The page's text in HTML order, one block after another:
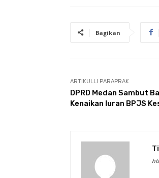
Bagikan
ARTIKULLI PARAPRAK
DPRD Medan Sambut
Kenaikan Iuran BPJS